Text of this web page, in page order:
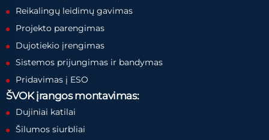
Reikalingų leidimų gavimas
Projekto parengimas
Dujotiekio įrengimas
Sistemos prijungimas ir bandymas
Pridavimas į ESO
ŠVOK įrangos montavimas:
Dujiniai katilai
Šilumos siurbliai